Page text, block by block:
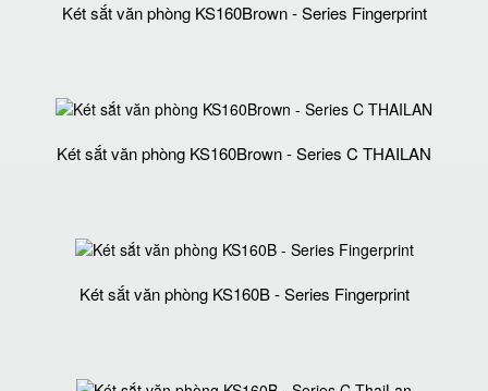
Két sắt văn phòng KS160Brown - Series Fingerprint
Két sắt văn phòng KS160Brown - Series C THAILAN
Két sắt văn phòng KS160B - Series Fingerprint